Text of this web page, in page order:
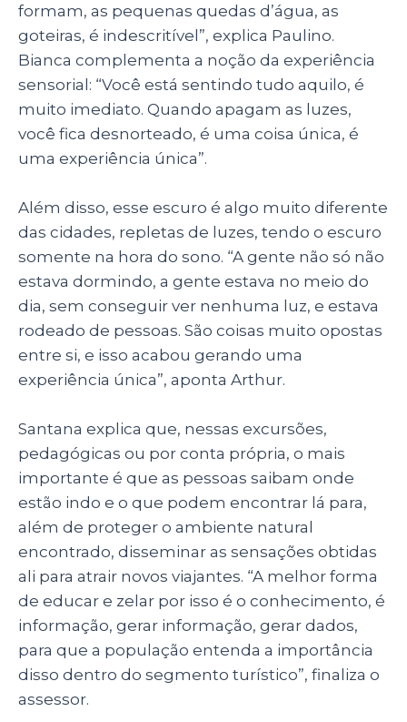
formam, as pequenas quedas d’água, as
goteiras, é indescritível”, explica Paulino.
Bianca complementa a noção da experiência
sensorial: “Você está sentindo tudo aquilo, é
muito imediato. Quando apagam as luzes,
você fica desnorteado, é uma coisa única, é
uma experiência única”.
Além disso, esse escuro é algo muito diferente
das cidades, repletas de luzes, tendo o escuro
somente na hora do sono. “A gente não só não
estava dormindo, a gente estava no meio do
dia, sem conseguir ver nenhuma luz, e estava
rodeado de pessoas. São coisas muito opostas
entre si, e isso acabou gerando uma
experiência única”, aponta Arthur.
Santana explica que, nessas excursões,
pedagógicas ou por conta própria, o mais
importante é que as pessoas saibam onde
estão indo e o que podem encontrar lá para,
além de proteger o ambiente natural
encontrado, disseminar as sensações obtidas
ali para atrair novos viajantes. “A melhor forma
de educar e zelar por isso é o conhecimento, é
informação, gerar informação, gerar dados,
para que a população entenda a importância
disso dentro do segmento turístico”, finaliza o
assessor.